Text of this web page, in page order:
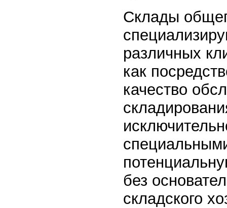
Склады
различных
как
качество
без
складского